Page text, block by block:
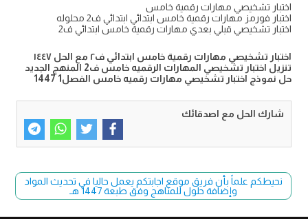
اختبار تشخيصي مهارات رقمية خامس
اختبار فورمز مهارات رقمية خامس ابتدائي ابتدائي ف2 محلوله
اختبار تشخيصي قبلي بعدي مهارات رقمية خامس ابتدائي ف2
اختبار تشخيصي مهارات رقمية خامس ابتدائي ف٢ مع الحل ١٤٤٧
تنزيل اختبار تشخيصي المهارات الرقميه خامس ف2 المنهج الجديد
حل نموذج اختبار تشخيصي مهارات رقميه خامس الفصل1 1447
شارك الحل مع اصدقائك
نحيطكم علماً بأن فريق موقع اجابتكم يعمل حاليا في تحديث المواد
وإضافة حلول للمناهج وفق طبعة 1447 هـ